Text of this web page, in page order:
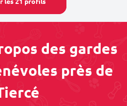
des gardes
près de